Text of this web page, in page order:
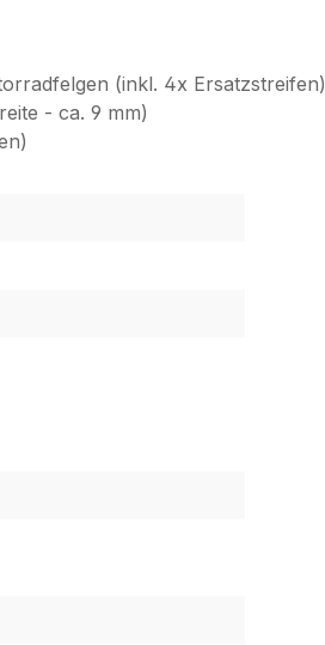
(inkl. 4x Ersatzstreifen)
- ca. 9 mm)